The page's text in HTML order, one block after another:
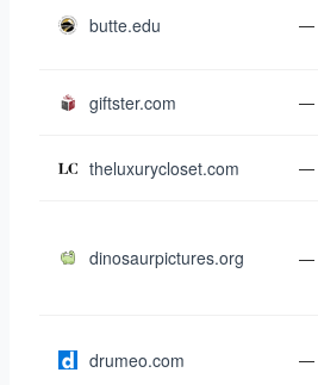
butte.edu —
giftster.com —
theluxurycloset.com —
dinosaurpictures.org —
drumeo.com —